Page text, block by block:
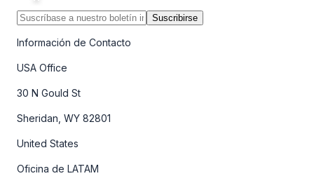
Suscribirse
Información de Contacto
USA Office
30 N Gould St
Sheridan, WY 82801
United States
Oficina de LATAM